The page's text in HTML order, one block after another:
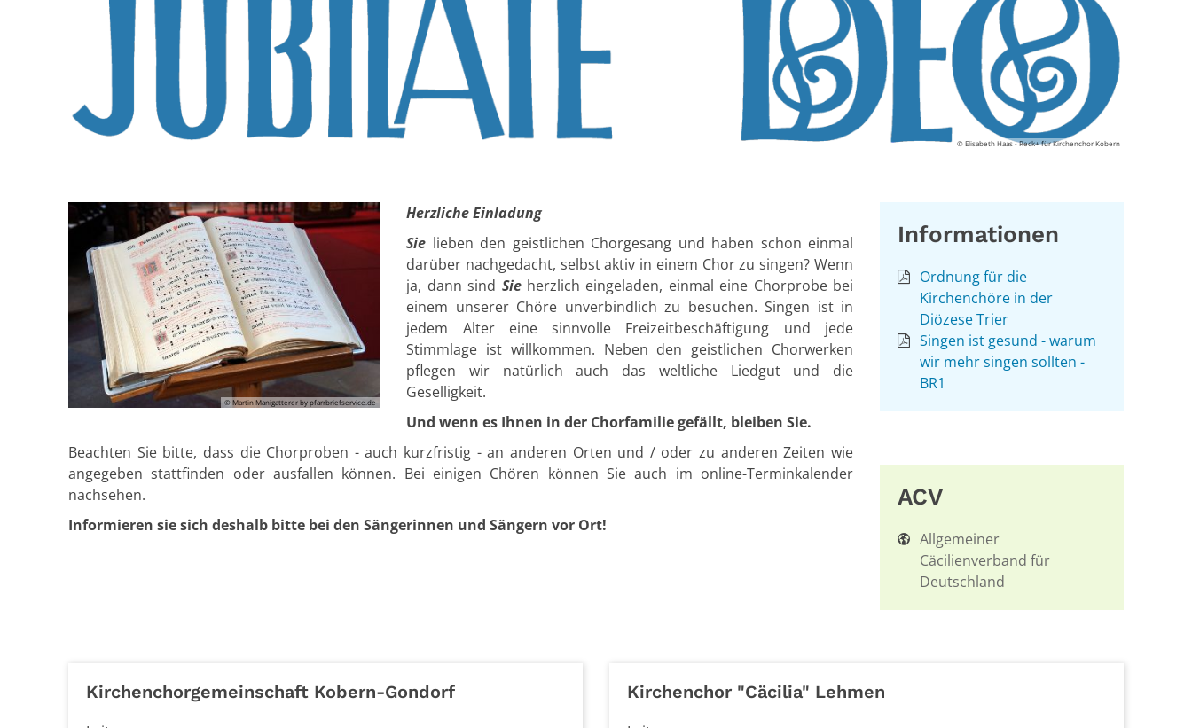
© Elisabeth Haas - Reck+ für Kirchenchor Kobern
© Martin Manigatterer by pfarrbriefservice.de
Herzliche Einladung
Sie lieben den geistlichen Chorgesang und haben schon einmal
darüber nachgedacht, selbst aktiv in einem Chor zu singen? Wenn
ja, dann sind Sieherzlich eingeladen, einmal eine Chorprobe bei
einem unserer Chöre unverbindlich zu besuchen. Singen ist in
jedem Alter eine sinnvolle Freizeitbeschäftigung und jede
Stimmlage ist willkommen. Neben den geistlichen Chorwerken
pflegen wir natürlich
auch das weltliche Liedgut und die
Geselligkeit.
Und wenn es Ihnen in der Chorfamilie gefällt, bleiben Sie.
Beachten Sie bitte, dass die Chorproben - auch kurzfristig - an anderen Orten und / oder zu anderen Zeiten wie
angegeben stattfinden oder ausfallen können. Bei einigen Chören können Sie auch im online-Terminkalender
nachsehen.
Informieren sie sich deshalb bitte bei den Sängerinnen und Sängern vor Ort!
Informationen
Ordnung für die
Kirchenchöre in der
Diözese Trier
Singen ist gesund - warum
wir mehr singen sollten -
BR1
ACV
Allgemeiner
Cäcilienverband für
Deutschland
Kirchenchorgemeinschaft Kobern-Gondorf Kirchenchor "Cäcilia" Lehmen